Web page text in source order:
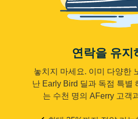
연락을 유지
놓치지 마세요. 이미 다양한
난 Early Bird 딜과 독점 특별
는 수천 명의 AFerry 고객